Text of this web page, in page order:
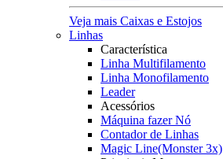
Veja mais Caixas e Estojos
Linhas
Característica
Linha Multifilamento
Linha Monofilamento
Leader
Acessórios
Máquina fazer Nó
Contador de Linhas
Magic Line(Monster 3x)